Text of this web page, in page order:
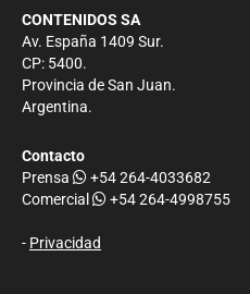
CONTENIDOS SA
Av. España 1409 Sur.
CP: 5400.
Provincia de San Juan.
Argentina.
Contacto
Prensa
+54 264-4033682
Comercial
+54 264-4998755
- Privacidad